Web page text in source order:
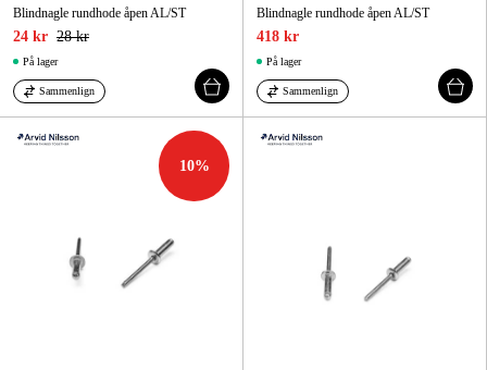
Blindnagle rundhode åpen AL/ST
24 kr 28 kr
På lager
Sammenlign
Blindnagle rundhode åpen AL/ST
418 kr
På lager
Sammenlign
10%